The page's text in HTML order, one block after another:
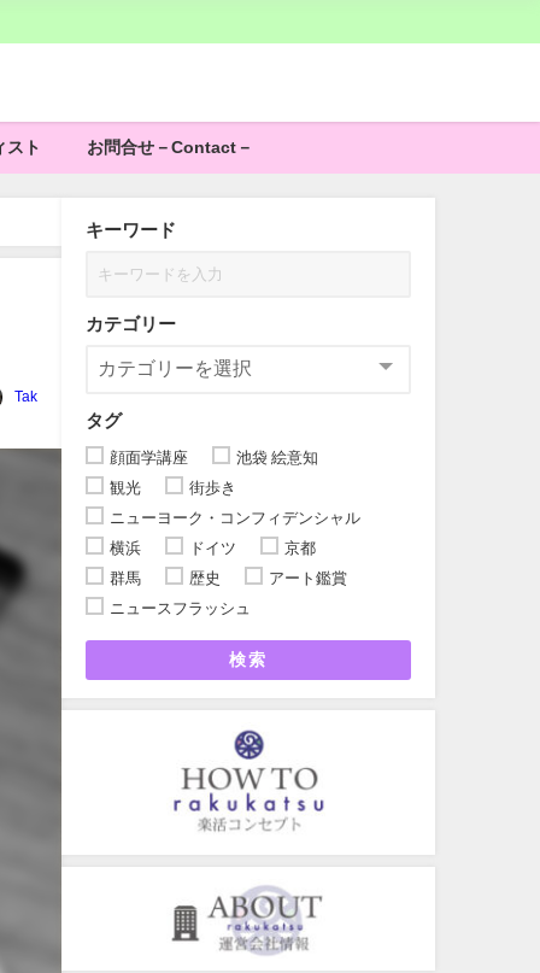
スト お問合せ－Contact－
Tak
キーワード
カテゴリー
タグ
顔面学講座
池袋 絵意知
観光
街歩き
ニューヨーク・コンフィデンシャル
横浜
ドイツ
京都
群馬
歴史
アート鑑賞
ニュースフラッシュ
検索